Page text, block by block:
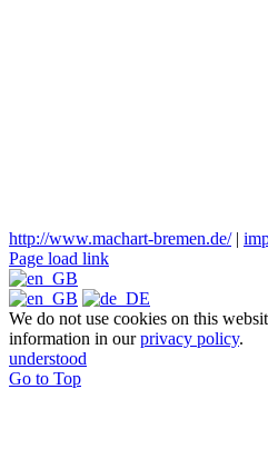
http://www.machart-bremen.de/|
Page load link
We do not use cookies on this
information in ourprivacy policy.
understood
Go to Top